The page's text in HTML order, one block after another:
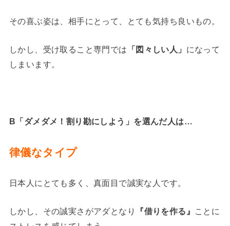
その喜ぶ姿は、相手にとって、とても気持ち良いもの。
しかし、受け取ること専門では 「図々しい人」 になって
しまいます。
B「ダメダメ！割り勘にしよう」 を選んだ人は…
律儀なタイプ
日本人にとても多く、真面目で誠実な人です。
しかし、その誠実さがアダとなり 『借りを作る』
ことに